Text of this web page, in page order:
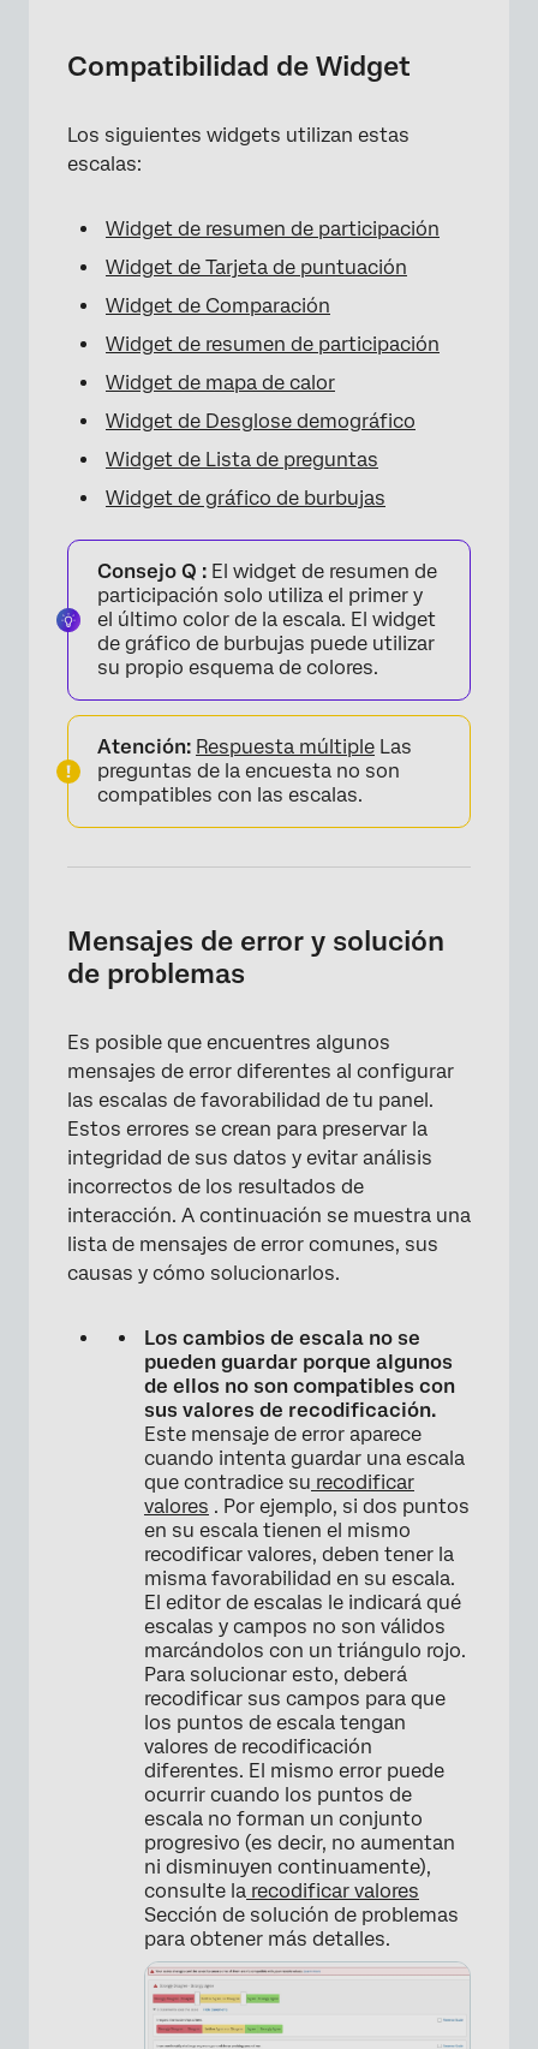
×
Compatibilidad de Widget
Los siguientes widgets utilizan estas
escalas:
Widget de resumen de participación
Widget de Tarjeta de puntuación
Widget de Comparación
Widget de resumen de participación
Widget de mapa de calor
Widget de Desglose demográfico
Widget de Lista de preguntas
Widget de gráfico de burbujas
Consejo Q : El widget de resumen de
participación solo utiliza el primer y
el último color de la escala. El widget
de gráfico de burbujas puede utilizar
su propio esquema de colores.
Atención: Respuesta múltiple Las
preguntas de la encuesta no son
compatibles con las escalas.
Mensajes de error y solución
de problemas
Es posible que encuentres algunos
mensajes de error diferentes al configurar
las escalas de favorabilidad de tu panel.
Estos errores se crean para preservar la
integridad de sus datos y evitar análisis
incorrectos de los resultados de
interacción. A continuación se muestra una
lista de mensajes de error comunes, sus
causas y cómo solucionarlos.
Los cambios de escala no se
pueden guardar porque algunos
de ellos no son compatibles con
sus valores de recodificación.
Este mensaje de error aparece
cuando intenta guardar una escala
que contradice su recodificar
valores . Por ejemplo, si dos puntos
en su escala tienen el mismo
recodificar valores, deben tener la
misma favorabilidad en su escala.
El editor de escalas le indicará qué
escalas y campos no son válidos
marcándolos con un triángulo rojo.
Para solucionar esto, deberá
recodificar sus campos para que
los puntos de escala tengan
valores de recodificación
diferentes. El mismo error puede
ocurrir cuando los puntos de
escala no forman un conjunto
progresivo (es decir, no aumentan
ni disminuyen continuamente),
consulte la recodificar valores
Sección de solución de problemas
para obtener más detalles.